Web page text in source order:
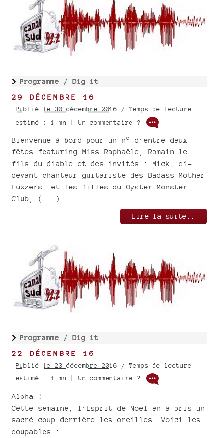
Programme / Dig it
29 DÉCEMBRE 16
Publié le 30 décembre 2016 / Temps de lecture
estimé : 1 mn | Un commentaire ?
Bienvenue à bord pour un n° d’entre deux
fêtes featuring Miss Raphaële, Romain le
fils du diable et des invités : Mick, ci-
devant chanteur-guitariste des Badass Mother
Fuzzers, et les filles du Oyster Monster
Club, (...)
Lire la suite..
Programme / Dig it
22 DÉCEMBRE 16
Publié le 23 décembre 2016 / Temps de lecture
estimé : 1 mn | Un commentaire ?
Aloha !
Cette semaine, l’Esprit de Noël en a pris un
sacré coup derrière les oreilles. Voici les
coupables :